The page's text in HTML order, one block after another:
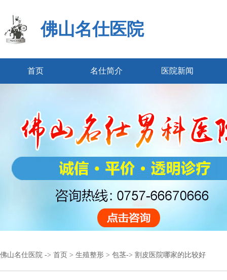
佛山名仕医院
首页 名仕简介 医院新闻
佛山名仕医院 -> 首页 > 生殖整形 > 包茎-> 割皮医院哪家的比较好